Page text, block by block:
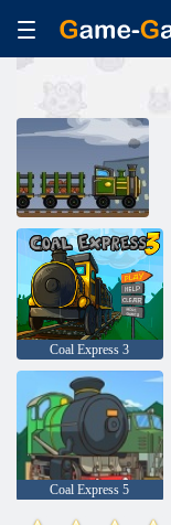
Coal Express 3
Coal Express 5